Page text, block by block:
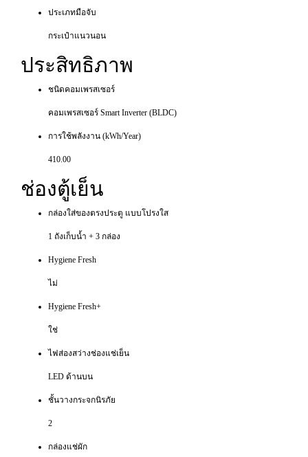
ประเภทมือจับ
กระเป๋าแนวนอน
ประสิทธิภาพ
ชนิดคอมเพรสเซอร์
คอมเพรสเซอร์ Smart Inverter (BLDC)
การใช้พลังงาน (kWh/Year)
410.00
ช่องตู้เย็น
กล่องใส่ของตรงประตู แบบโปรงใส
1 ถังเก็บน้ำ + 3 กล่อง
Hygiene Fresh
ไม่
Hygiene Fresh+
ใช่
ไฟส่องสว่างช่องแช่เย็น
LED ด้านบน
ชั้นวางกระจกนิรภัย
2
กล่องแช่ผัก